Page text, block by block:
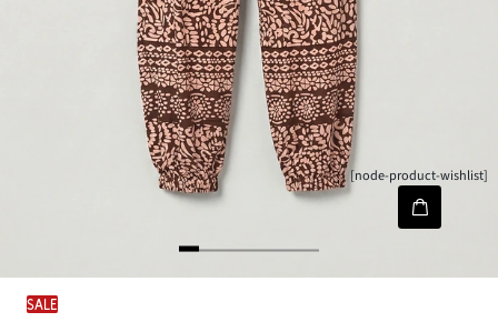
[node-product-wishlist]
SALE